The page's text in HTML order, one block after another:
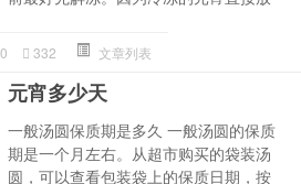
0 332 文章列表
元宵多少天
一般汤圆保质期是多久 一般汤圆的保质
期是一个月左右。从超市购买的袋装汤
圆，可以查看包装袋上的保质日期，按